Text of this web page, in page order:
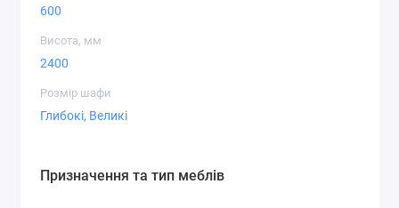
600
Висота, мм
2400
Розмір шафи
Глибокі, Великі
Призначення та тип меблів